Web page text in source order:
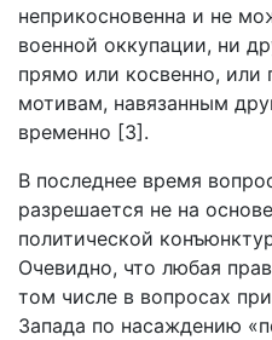
неприкосновенна и не
военной оккупации, ни
прямо или косвенно,
мотивам, навязанным
временно [3].
В последнее время
разрешается не на
политической
Очевидно, что любая
том числе в вопросах
Запада по насаждению